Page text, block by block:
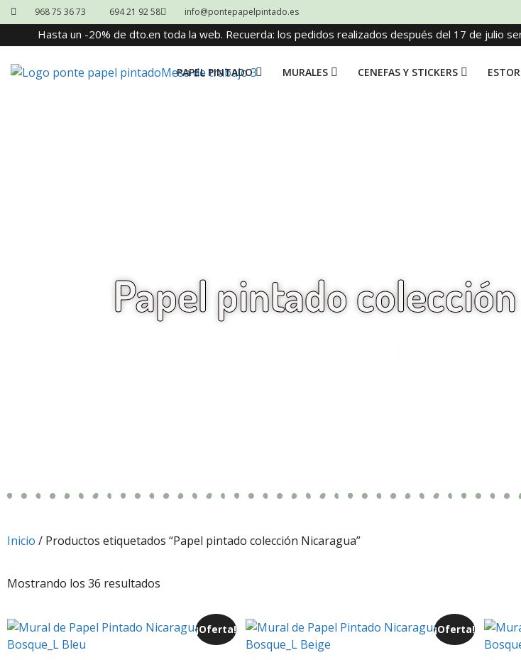
968 75 36 73 694 21 92 58 info@pontepapelpintado.es
Hasta un -20% de dto.en toda la web. Recuerda: los pedidos realizados después del 17 de julio
PAPEL PINTADO MURALES CENEFAS Y STICKERS
Papel pintado
Inicio / Productos etiquetados “Papel pintado colección Nicaragua”
Mostrando los 36 resultados
¡Oferta! ¡Oferta!